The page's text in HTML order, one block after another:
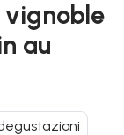
vignoble
au